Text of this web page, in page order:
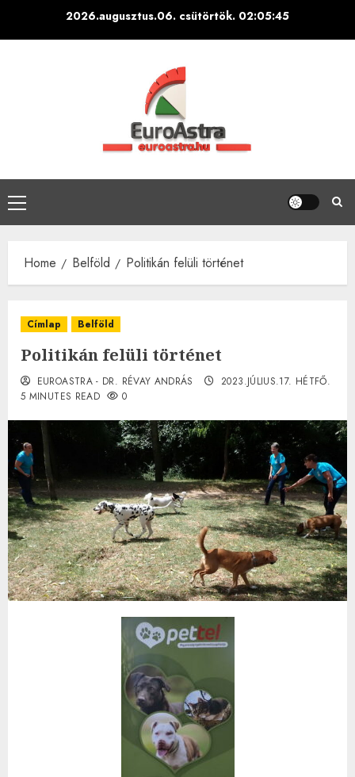
2026.augusztus.06. csütörtök. 02:05:46
Primary
Menu
Home Belföld Politikán felüli történet
Címlap Belföld
Politikán felüli történet
EUROASTRA - DR. RÉVAY ANDRÁS
2023.JÚLIUS.17. HÉTFŐ.
5 MINUTES READ
0